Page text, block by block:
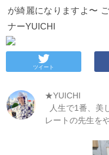
が綺麗になりますよ〜
ナーYUICHI
ツイート
★YUICHI
人生で1番、美
レートの先生を